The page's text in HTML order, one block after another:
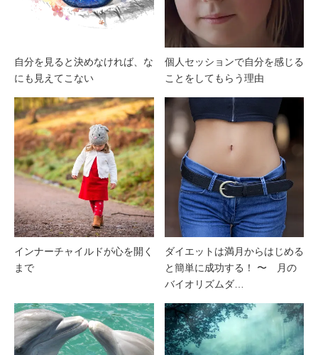
自分を見ると決めなければ、な
にも見えてこない
個人セッションで自分を感じる
ことをしてもらう理由
インナーチャイルドが心を開く
まで
ダイエットは満月からはじめる
と簡単に成功する！ 〜 月の
バイオリズムダ…